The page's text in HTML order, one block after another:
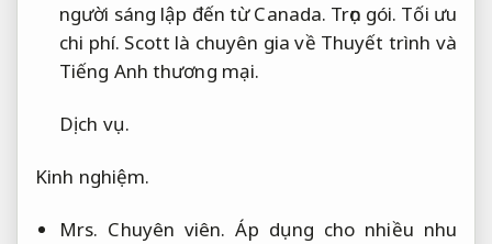
người sáng lập đến từ Canada. Trọn gói. Tối ưu
chi phí. Scott là chuyên gia về Thuyết trình và
Tiếng Anh thương mại.
Dịch vụ.
Kinh nghiệm.
Mrs. Chuyên viên. Áp dụng cho nhiều nhu